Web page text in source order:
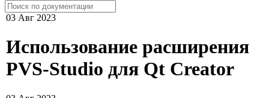
03 Авг 2023
Использование расширения
PVS-Studio для Qt Creator